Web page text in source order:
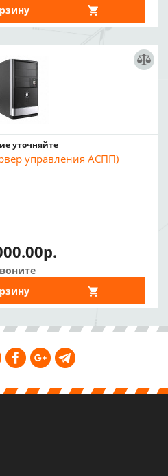
уточняйте
управления АСПП)